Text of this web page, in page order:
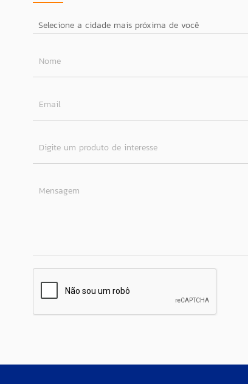
Nome
Email
Digite um produto de interesse
Mensagem